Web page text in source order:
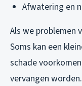
Afwatering en
Als we problemen
Soms kan een
schade
vervangen worden.